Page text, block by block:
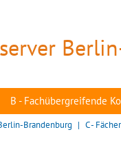
B - Fachübergreifende
Brandenburg C - Fächer